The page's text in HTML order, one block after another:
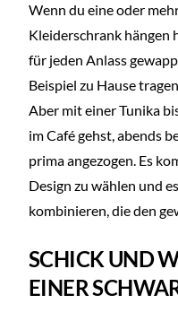
Wenn du eine oder
Kleiderschrank hängen
für jeden Anlass
Beispiel zu Hause
Aber mit einer Tunika
im Café gehst, abends
prima angezogen. Es
Design zu wählen und
kombinieren, die den
SCHICK UND
EINER